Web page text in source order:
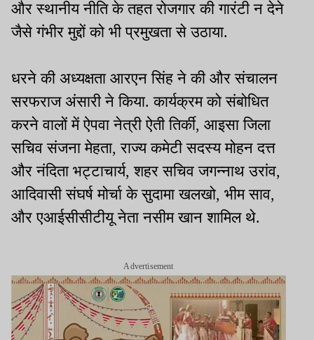
और स्थानीय नीति के तहत रोजगार की गारंटी न देने
जैसे गंभीर मुद्दों को भी प्रमुखता से उठाया.
धरने की अध्यक्षता आरएन सिंह ने की और संचालन
सरफराज अंसारी ने किया. कार्यक्रम को संबोधित
करने वालों में ऐपवा नेत्री ऐती तिर्की, आइसा जिला
सचिव संजना मेहता, राज्य कमेटी सदस्य मोहन दत्त
और नंदिता भट्टाचार्य, शहर सचिव जगन्नाथ उरांव,
आदिवासी संघर्ष मोर्चा के सुदामा खलखो, भीम साव,
और एआईसीसीटीयू नेता नसीम खान शामिल थे.
Advertisement